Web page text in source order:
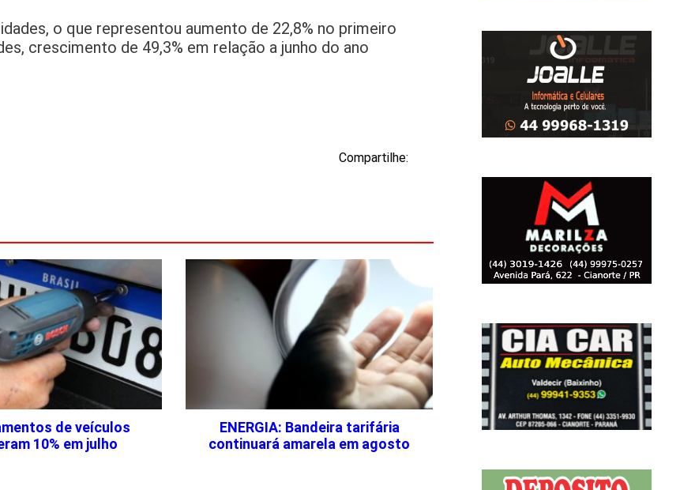
o que representou aumento de 22,8% no primeiro
crescimento de 49,3% em relação a junho do ano
Compartilhe:
de veículos
10% em julho
ENERGIA: Bandeira tarifária
continuará amarela em agosto